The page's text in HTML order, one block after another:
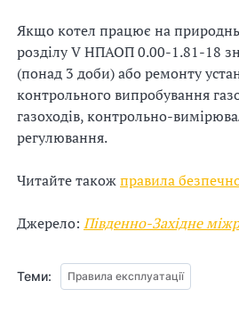
Якщо котел працює на
розділу V НПАОП 0.00-1.81-18
(понад 3 доби) або ремонту
контрольного випробування
газоходів, контрольно-
регулювання.
Читайте такожправила
Джерело: Південно-Західне
Теми: Правила експлуатації